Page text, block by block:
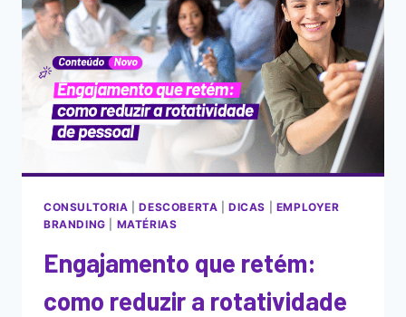
CONSULTORIA |DESCOBERTA |DICAS
EMPLOYER
BRANDING
MATÉRIAS
Engajamento que retém:
como reduzir a rotatividade